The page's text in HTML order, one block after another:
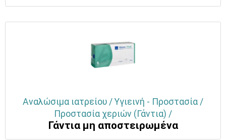
Αναλώσιμα ιατρείου / Υγιεινή - Προστασία /
Προστασία χεριών (Γάντια) /
Γάντια μη αποστειρωμένα